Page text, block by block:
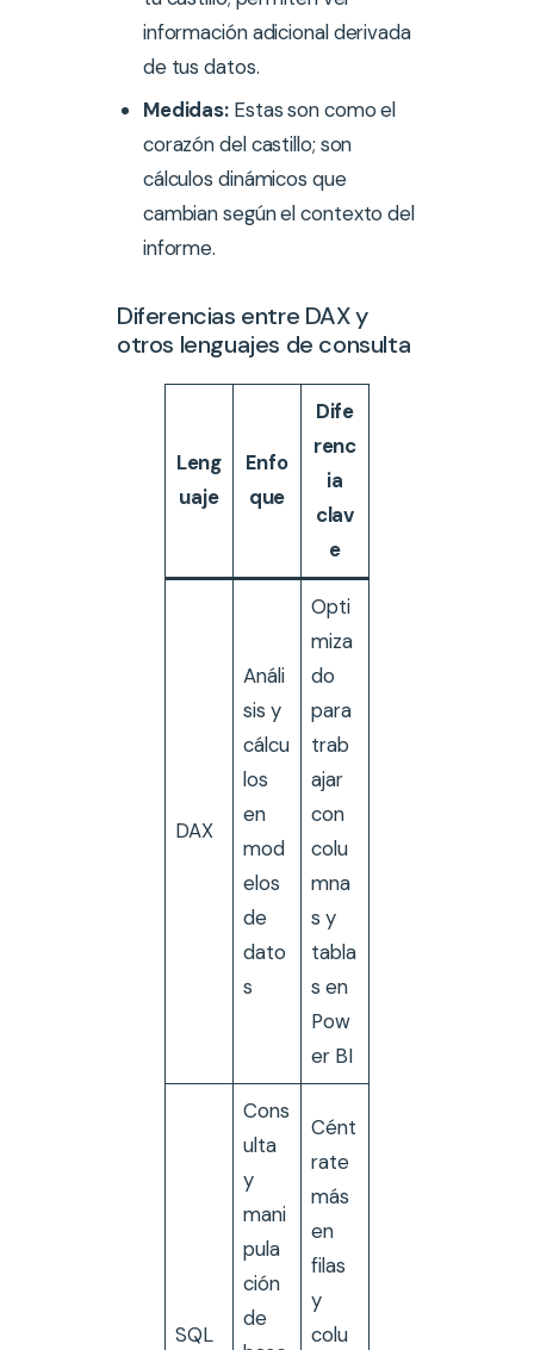
información adicional derivada
de tus datos.
Medidas: Estas son como el
corazón del castillo; son
cálculos dinámicos que
cambian según el contexto del
informe.
Diferencias entre DAX y
otros lenguajes de consulta
Leng
uaje
Enfo
que
Dife
renc
ia
clav
e
DAX
Análi
sis y
cálcu
los
en
mod
elos
de
dato
s
Opti
miza
do
para
trab
ajar
con
colu
mna
s y
tabla
s en
Pow
er BI
SQL
Cons
ulta
y
mani
pula
ción
de
Cént
rate
más
en
filas
y
colu